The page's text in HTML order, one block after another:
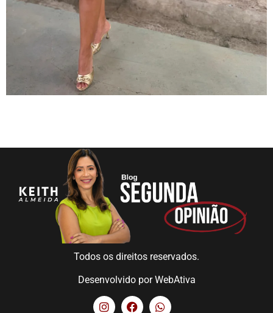
Todos os direitos reservados.
Desenvolvido porWebAtiva